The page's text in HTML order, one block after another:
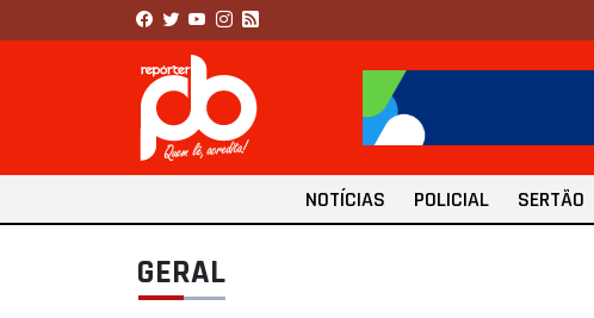
NOTÍCIAS POLICIAL SERTÃO
GERAL